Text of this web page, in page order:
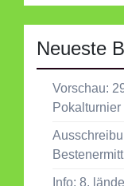
Neueste
Vorschau:
Info: 8.